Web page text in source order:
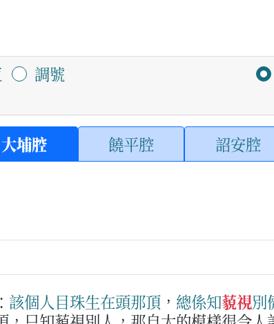
調號
大埔腔 饒平腔 詔安腔
該個人 目珠生在頭那頂 ， 總係知藐視別